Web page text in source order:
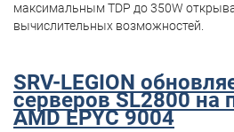
максимальным TDP до 350W
вычислительных возможностей.
SRV-LEGION
серверов SL2800 на
AMD EPYC 9004